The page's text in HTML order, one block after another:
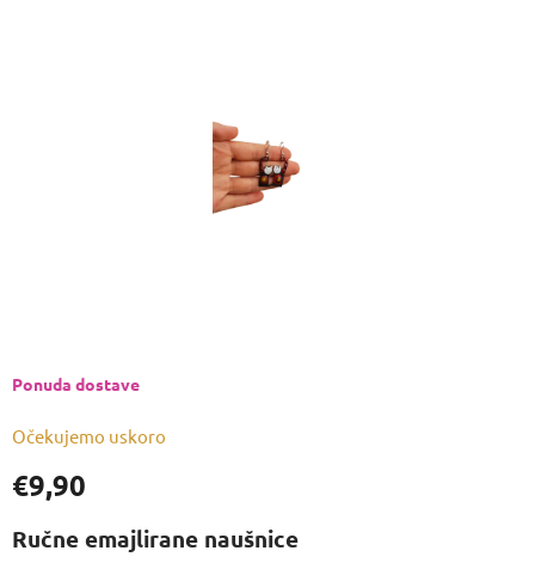
€9,90
Izmjeri
cijenu:
Očekujemo uskoro
Ponuda dostave
Ručne emajlirane naušnice